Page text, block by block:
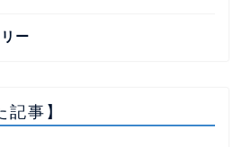
ー
記事】